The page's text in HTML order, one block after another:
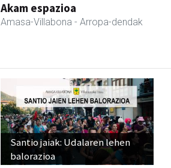
Akam espazioa
Amasa-Villabona - Arropa-dendak
Santio jaiak: Udalaren lehen
balorazioa